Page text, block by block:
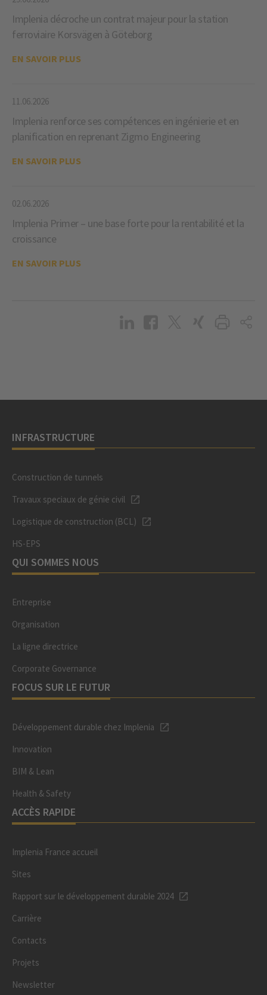
Implenia décroche un contrat majeur pour la station
ferroviaire Korsvägen à Göteborg
EN SAVOIR PLUS
11.06.2026
Implenia renforce ses compétences en ingénierie et en
planification en reprenant Zigmo Engineering
EN SAVOIR PLUS
02.06.2026
Implenia Primer – une base forte pour la rentabilité et la
croissance
EN SAVOIR PLUS
INFRASTRUCTURE
Construction de tunnels
Travaux speciaux de génie civil
Logistique de construction (BCL)
HS-EPS
QUI SOMMES NOUS
Entreprise
Organisation
La ligne directrice
Corporate Governance
FOCUS SUR LE FUTUR
Développement durable chez Implenia
Innovation
BIM & Lean
Health & Safety
ACCÈS RAPIDE
Implenia France accueil
Sites
Rapport sur le développement durable 2024
Carrière
Contacts
Projets
Newsletter